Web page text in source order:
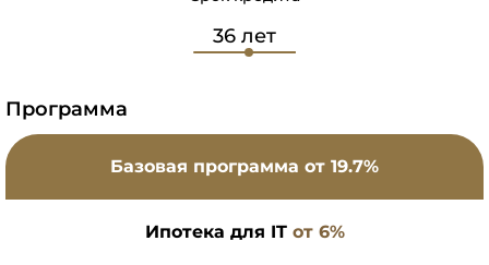
Программа
Базовая программа от 19.7%
Ипотека для IT от 6%